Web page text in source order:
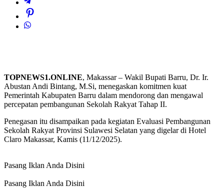
TOPNEWS1.ONLINE, Makassar – Wakil Bupati Barru, Dr. Ir.
Abustan Andi Bintang, M.Si, menegaskan komitmen kuat
Pemerintah Kabupaten Barru dalam mendorong dan mengawal
percepatan pembangunan Sekolah Rakyat Tahap II.
Penegasan itu disampaikan pada kegiatan Evaluasi Pembangunan
Sekolah Rakyat Provinsi Sulawesi Selatan yang digelar di Hotel
Claro Makassar, Kamis (11/12/2025).
Pasang Iklan Anda Disini
Pasang Iklan Anda Disini